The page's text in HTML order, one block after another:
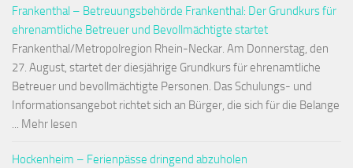
Frankenthal – Betreuungsbehörde Frankenthal: Der Grundkurs für
ehrenamtliche Betreuer und Bevollmächtigte startet
Frankenthal/Metropolregion Rhein-Neckar. Am Donnerstag, den
27. August, startet der diesjährige Grundkurs für ehrenamtliche
Betreuer und bevollmächtigte Personen. Das Schulungs- und
Informationsangebot richtet sich an Bürger, die sich für die Belange
... Mehr lesen
Hockenheim – Ferienpässe dringend abzuholen